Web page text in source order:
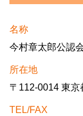
名称
今村章太郎公認
所在地
〒112-0014 東
TEL/FAX